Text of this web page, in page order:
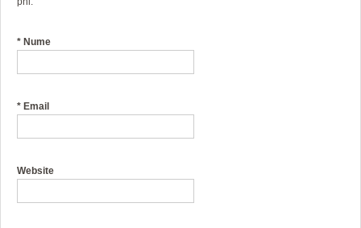
* Nume
* Email
Website